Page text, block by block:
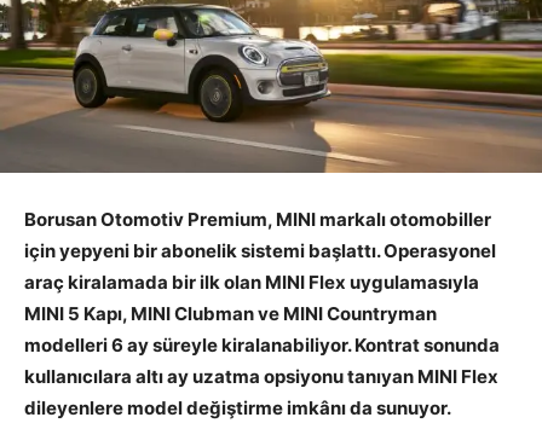
Borusan Otomotiv Premium, MINI markalı otomobiller
için yepyeni bir abonelik sistemi başlattı. Operasyonel
araç kiralamada bir ilk olan MINI Flex uygulamasıyla
MINI 5 Kapı, MINI Clubman ve MINI Countryman
modelleri 6 ay süreyle kiralanabiliyor. Kontrat sonunda
kullanıcılara altı ay uzatma opsiyonu tanıyan MINI Flex
dileyenlere model değiştirme imkânı da sunuyor.